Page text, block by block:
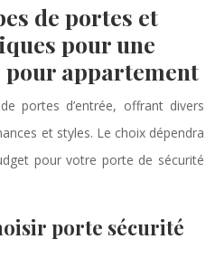
de portes et
pour une
appartement
portes d’entrée, offrant divers
et styles. Le choix dépendra
pour votre porte de sécurité
porte sécurité